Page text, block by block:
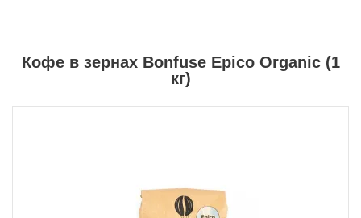
Кофе в зернах Bonfuse Epico Organic (1
кг)